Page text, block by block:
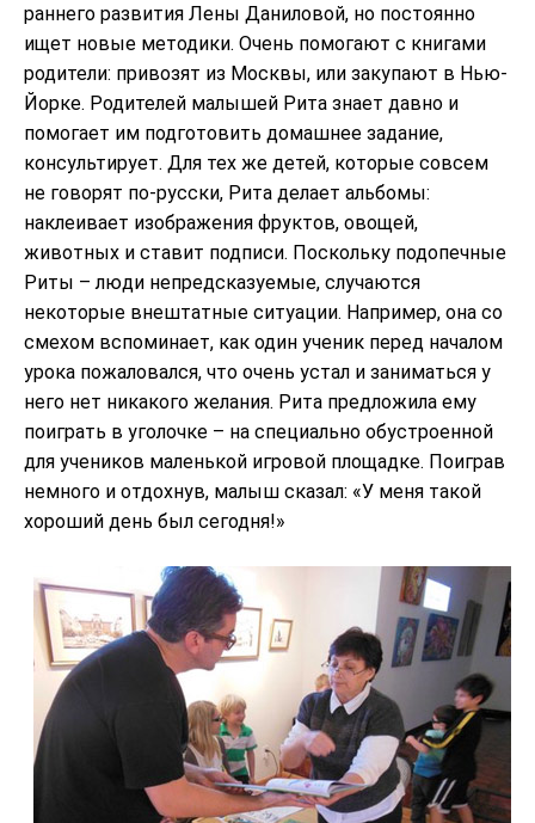
раннего развития Лены Даниловой, но постоянно
ищет новые методики. Очень помогают с книгами
родители: привозят из Москвы, или закупают в Нью-
Йорке. Родителей малышей Рита знает давно и
помогает им подготовить домашнее задание,
консультирует. Для тех же детей, которые совсем
не говорят по-русски, Рита делает альбомы:
наклеивает изображения фруктов, овощей,
животных и ставит подписи. Поскольку подопечные
Риты – люди непредсказуемые, случаются
некоторые внештатные ситуации. Например, она со
смехом вспоминает, как один ученик перед началом
урока пожаловался, что очень устал и заниматься у
него нет никакого желания. Рита предложила ему
поиграть в уголочке – на специально обустроенной
для учеников маленькой игровой площадке. Поиграв
немного и отдохнув, малыш сказал: «У меня такой
хороший день был сегодня!»